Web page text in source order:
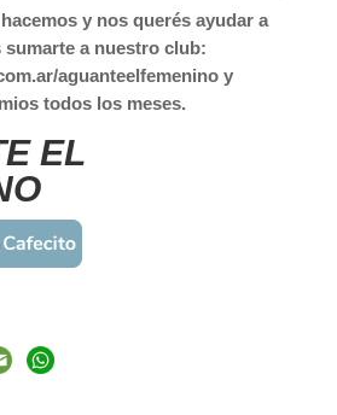
y nos querés ayudar a
a nuestro club:
aguanteelfemenino y
todos los meses.
EL